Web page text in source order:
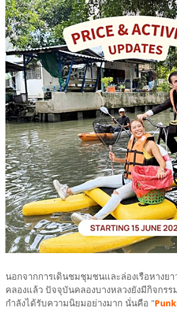
นอกจากการเดินชมชุมชนและล่องเรือหางย
คลองแล้ว ปัจจุบันคลองบางหลวงยังมีกิจกรร
กำลังได้รับความนิยมอย่างมาก นั่นคือ "